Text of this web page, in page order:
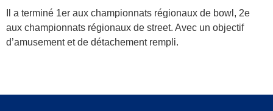
Il a terminé 1er aux championnats régionaux de bowl, 2e
aux championnats régionaux de street. Avec un objectif
d’amusement et de détachement rempli.